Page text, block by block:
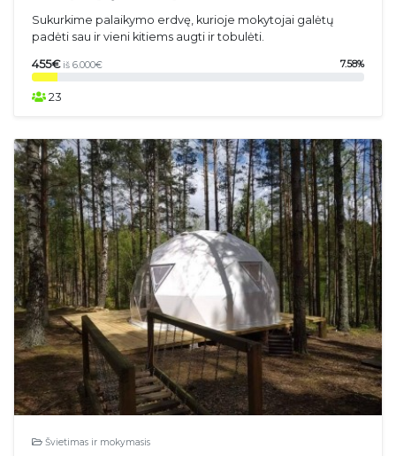
Sukurkime palaikymo erdvę, kurioje mokytojai galėtų
padėti sau ir vieni kitiems augti ir tobulėti.
455€ iš 6.000€ 7.58%
23
Švietimas ir mokymasis